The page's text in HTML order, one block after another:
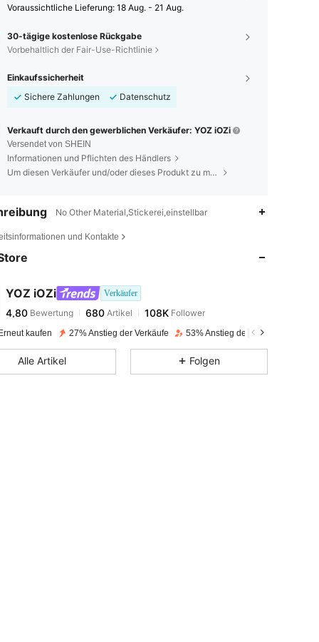
Voraussichtliche Lieferung: 18 Aug. - 21 Aug.
30-tägige kostenlose Rückgabe
Vorbehaltlich der Fair-Use-Richtlinie
Einkaufssicherheit
Sichere Zahlungen
Datenschutz
Verkauft durch den gewerblichen Verkäufer: YOZ iOZi
Versendet von SHEIN
Informationen und Pflichten des Händlers
Um diesen Verkäufer und/oder dieses Produkt zu melden
No Other Material,Stickerei,einstellbar
und Kontakte
YOZ iOZi Verkäufer
4,80 680 108K
4,80
4,80 Bewertung 680Artikel
l***obezahltVor 1 Tag
kaufen 27% Anstieg der Verkäufe 53% Anstieg der Follower
Alle Artikel Folgen